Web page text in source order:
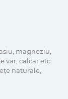
magneziu,
var, calcar etc.
naturale,